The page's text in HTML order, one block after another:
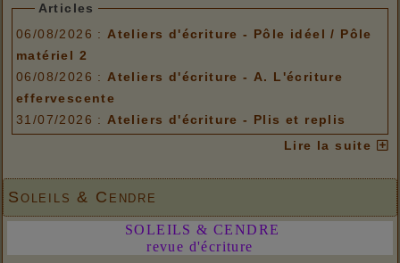
Articles
06/08/2026 : Ateliers d'écriture - Pôle idéel / Pôle
matériel 2
06/08/2026 : Ateliers d'écriture - A. L'écriture
effervescente
31/07/2026 : Ateliers d'écriture - Plis et replis
matériel 2
31/07/2026 :Ateliers d'écriture - Plis et replis
Lire la suite
Soleils & Cendre
SOLEILS & CENDRE
revue d'écriture